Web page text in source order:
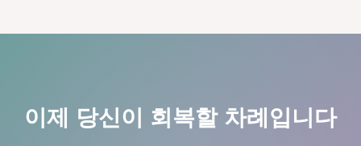
이제 당신이 회복할 차례입니다